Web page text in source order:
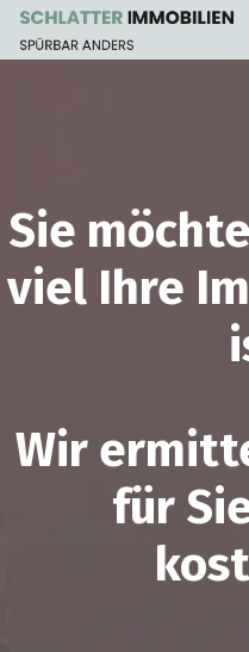
Sie
viel Ihre
Wir
für